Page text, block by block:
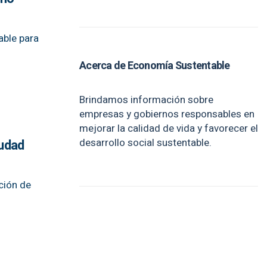
para
de
Acerca de Economía Sustentable
Brindamos información sobre
empresas y gobiernos responsables en
mejorar la calidad de vida y favorecer el
desarrollo social sustentable.